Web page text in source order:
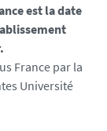
est la date
France par la
Université